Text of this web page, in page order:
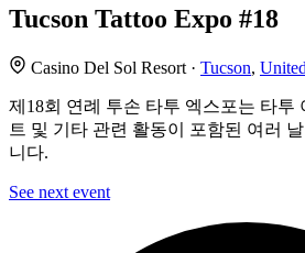
Tucson Tattoo Expo #18
Casino Del Sol Resort · Tucson,
제18회 연례 투손 타투 엑스포는 타투
트 및 기타 관련 활동이 포함된 여러
니다.
See next event